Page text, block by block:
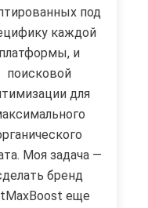
под
каждой
платформы, и
поисковой
для
Моя задача —
бренд
еще